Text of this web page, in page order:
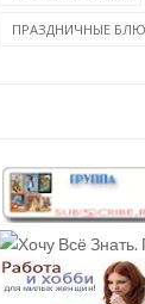
ПРАЗДНИЧНЫЕ